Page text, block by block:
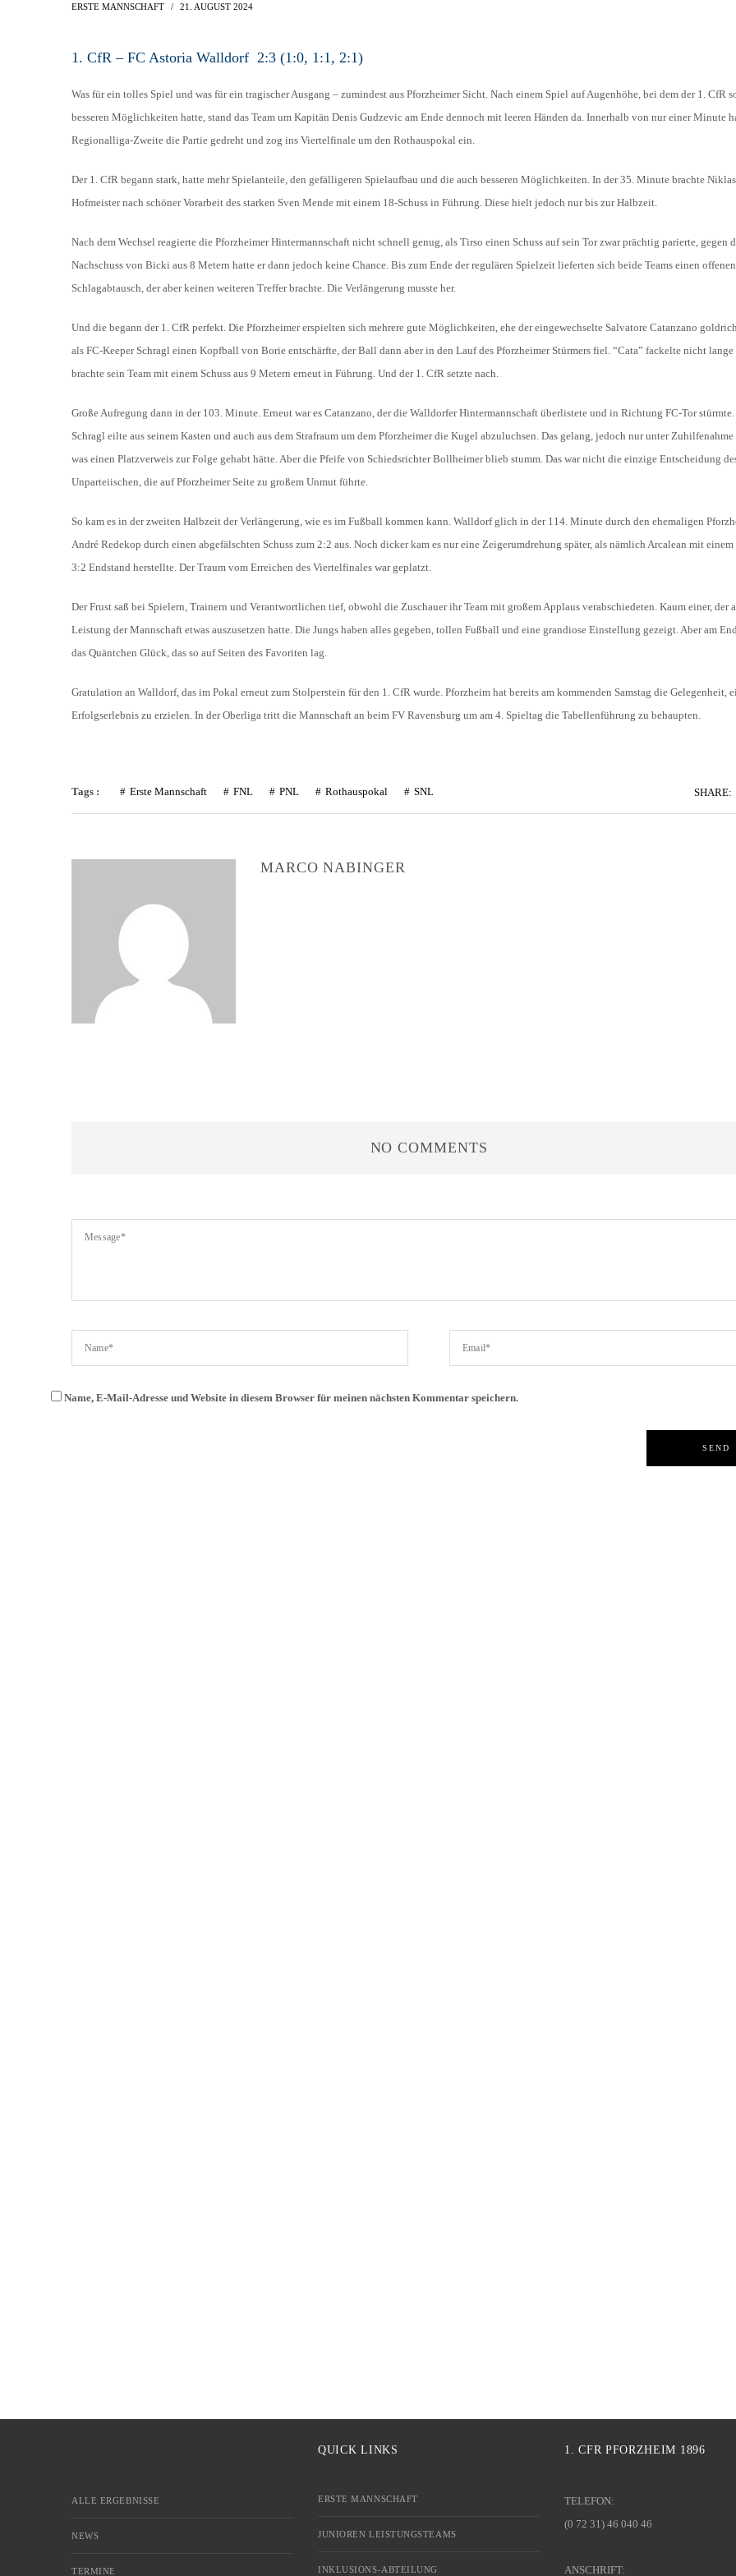
TORSCHÜTZEN
LIGA – TORSCHÜTZEN
LIGA – ZUSCHAUER
LIGA – FAIRNESSTABELLE
LIGA – WECHSELBÖRSE
U7 / BAMBINI
AH-TURNIER
HISTORIE
1. CFR PFORZHEIM 1896
1. FC PFORZHEIM 1896
ERSTE MANNSCHAFT 21. AUGUST 2024
1. CfR – FC Astoria Walldorf 2:3 (1:0, 1:1, 2:1)
Was für ein tolles Spiel und was für ein tragischer Ausgang – zumindest aus Pforzheimer Sicht. Nach einem Spiel auf Augenhöhe, bei dem der 1. CfR
besseren Möglichkeiten hatte, stand das Team um Kapitän Denis Gudzevic am Ende dennoch mit leeren Händen da. Innerhalb von nur einer Minute
Regionalliga-Zweite die Partie gedreht und zog ins Viertelfinale um den Rothauspokal ein.
Der 1. CfR begann stark, hatte mehr Spielanteile, den gefälligeren Spielaufbau und die auch besseren Möglichkeiten. In der 35. Minute brachte Niklas
Hofmeister nach schöner Vorarbeit des starken Sven Mende mit einem 18-Schuss in Führung. Diese hielt jedoch nur bis zur Halbzeit.
Nach dem Wechsel reagierte die Pforzheimer Hintermannschaft nicht schnell genug, als Tirso einen Schuss auf sein Tor zwar prächtig parierte, gegen
Nachschuss von Bicki aus 8 Metern hatte er dann jedoch keine Chance. Bis zum Ende der regulären Spielzeit lieferten sich beide Teams einen offenen
Schlagabtausch, der aber keinen weiteren Treffer brachte. Die Verlängerung musste her.
Und die begann der 1. CfR perfekt. Die Pforzheimer erspielten sich mehrere gute Möglichkeiten, ehe der eingewechselte Salvatore Catanzano
als FC-Keeper Schragl einen Kopfball von Borie entschärfte, der Ball dann aber in den Lauf des Pforzheimer Stürmers fiel. “Cata” fackelte nicht lange
brachte sein Team mit einem Schuss aus 9 Metern erneut in Führung. Und der 1. CfR setzte nach.
Große Aufregung dann in der 103. Minute. Erneut war es Catanzano, der die Walldorfer Hintermannschaft überlistete und in Richtung FC-Tor stürmte.
Schragl eilte aus seinem Kasten und auch aus dem Strafraum um dem Pforzheimer die Kugel abzuluchsen. Das gelang, jedoch nur unter Zuhilfenahme
was einen Platzverweis zur Folge gehabt hätte. Aber die Pfeife von Schiedsrichter Bollheimer blieb stumm. Das war nicht die einzige Entscheidung
Unparteiischen, die auf Pforzheimer Seite zu großem Unmut führte.
So kam es in der zweiten Halbzeit der Verlängerung, wie es im Fußball kommen kann. Walldorf glich in der 114. Minute durch den ehemaligen
André Redekop durch einen abgefälschten Schuss zum 2:2 aus. Noch dicker kam es nur eine Zeigerumdrehung später, als nämlich Arcalean mit einem
3:2 Endstand herstellte. Der Traum vom Erreichen des Viertelfinales war geplatzt.
Der Frust saß bei Spielern, Trainern und Verantwortlichen tief, obwohl die Zuschauer ihr Team mit großem Applaus verabschiedeten. Kaum einer, der
Leistung der Mannschaft etwas auszusetzen hatte. Die Jungs haben alles gegeben, tollen Fußball und eine grandiose Einstellung gezeigt. Aber am
das Quäntchen Glück, das so auf Seiten des Favoriten lag.
Gratulation an Walldorf, das im Pokal erneut zum Stolperstein für den 1. CfR wurde. Pforzheim hat bereits am kommenden Samstag die Gelegenheit,
Erfolgserlebnis zu erzielen. In der Oberliga tritt die Mannschaft an beim FV Ravensburg um am 4. Spieltag die Tabellenführung zu behaupten.
Tags : Erste Mannschaft FNL PNL Rothauspokal SNL SHARE:
MARCO NABINGER
NO COMMENTS
Name, E-Mail-Adresse und Website in diesem Browser für meinen nächsten Kommentar speichern.
ALLE ERGEBNISSE
NEWS
TERMINE
QUICK LINKS
ERSTE MANNSCHAFT
JUNIOREN LEISTUNGSTEAMS
INKLUSIONS-ABTEILUNG
1. CFR PFORZHEIM 1896
TELEFON:
(0 72 31) 46 040 46
ANSCHRIFT: